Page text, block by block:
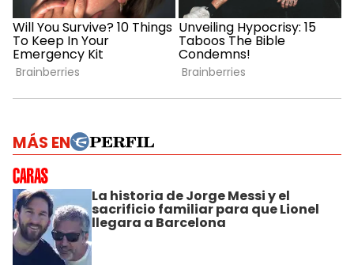
MÁS EN
La historia de Jorge Messi y el
sacrificio familiar para que Lionel
llegara a Barcelona